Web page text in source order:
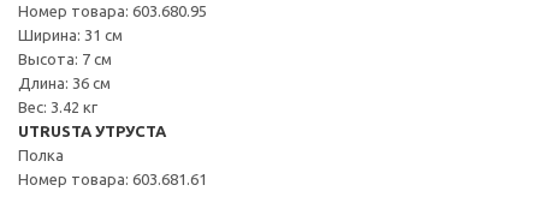
Номер товара: 603.680.95
Ширина: 31 см
Высота: 7 см
Длина: 36 см
Вес: 3.42 кг
UTRUSTA УТРУСТА
Полка
Номер товара: 603.681.61